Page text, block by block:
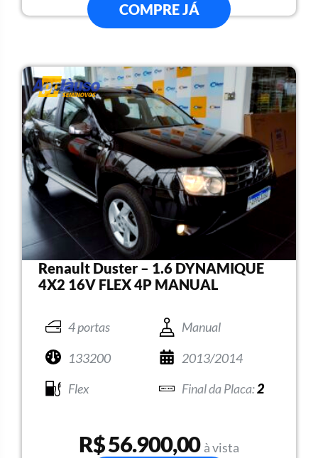
COMPRE JÁ
Renault Duster – 1.6 DYNAMIQUE
4X2 16V FLEX 4P MANUAL
4 portas
Manual
133200
2013/2014
Flex
2
R$ 56.900,00 à vista